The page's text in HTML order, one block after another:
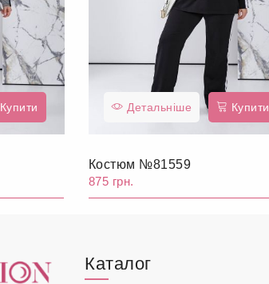
Купити Детальніше Купити
Костюм №81559
875 грн.
Каталог